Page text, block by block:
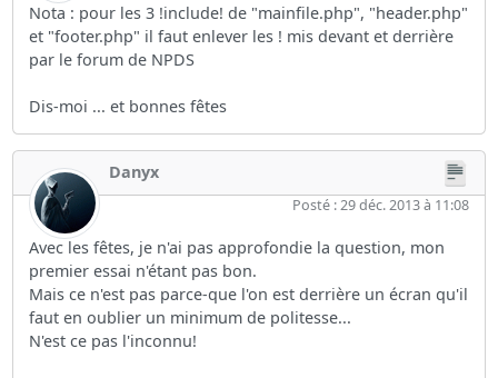
Nota : pour les 3 !include! de "mainfile.php", "header.php"
et "footer.php" il faut enlever les ! mis devant et derrière
par le forum de NPDS
Dis-moi ... et bonnes fêtes
Danyx
Posté : 29 déc. 2013 à 11:08
Avec les fêtes, je n'ai pas approfondie la question, mon
premier essai n'étant pas bon.
Mais ce n'est pas parce-que l'on est derrière un écran qu'il
faut en oublier un minimum de politesse...
N'est ce pas l'inconnu!